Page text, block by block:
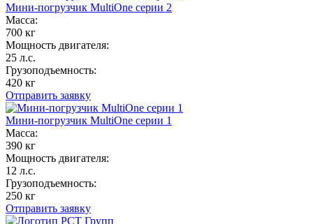
Мини-погрузчик MultiОne серии 2
Масса:
700 кг
Мощность двигателя:
25 л.с.
Грузоподъемность:
420 кг
Отправить заявку
Мини-погрузчик MultiОne серии 1
Масса:
390 кг
Мощность двигателя:
12 л.с.
Грузоподъемность:
250 кг
Отправить заявку